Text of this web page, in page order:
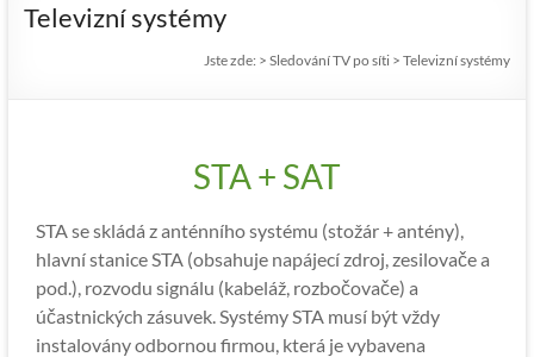
Televizní systémy
Jste zde: >Sledování TV po síti >Televizní systémy
STA + SAT
STA se skládá z anténního systému (stožár + antény),
hlavní stanice STA (obsahuje napájecí zdroj, zesilovače a
pod.), rozvodu signálu (kabeláž, rozbočovače) a
účastnických zásuvek. Systémy STA musí být vždy
instalovány odbornou firmou, která je vybavena